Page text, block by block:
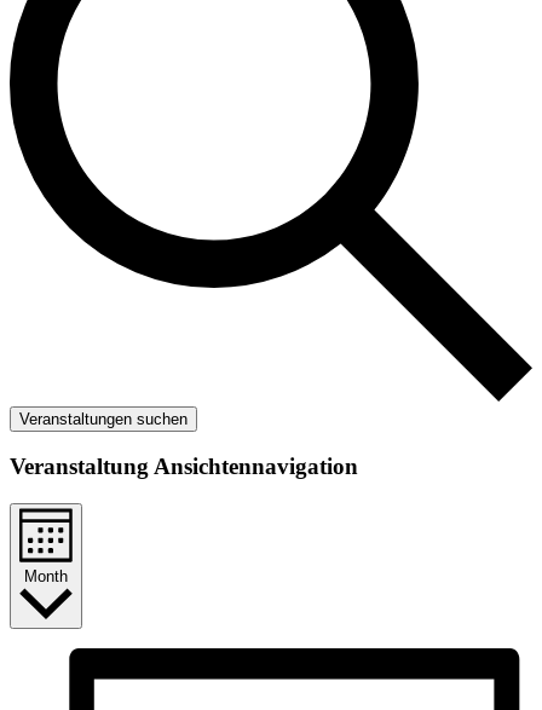
Veranstaltungen suchen
Veranstaltung Ansichtennavigation
Month